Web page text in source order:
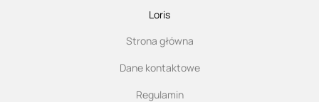
Loris
Strona główna
Dane kontaktowe
Regulamin